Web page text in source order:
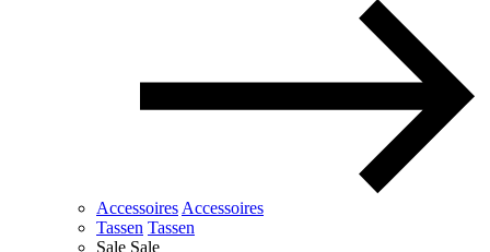
Accessoires Accessoires
Tassen Tassen
Sale Sale